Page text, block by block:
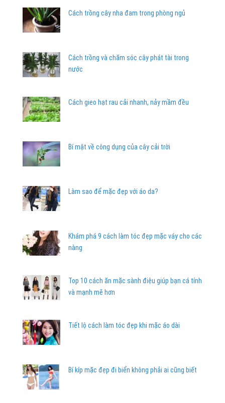
Cách trồng cây nha đam trong phòng ngủ
Cách trồng và chăm sóc cây phát tài trong
nước
Cách gieo hạt rau cải nhanh, nảy mầm đều
Bí mật về công dụng của cây cải trời
Làm sao để mặc đẹp với áo da?
Khám phá 9 cách làm tóc đẹp mặc váy cho các
nàng
Top 10 cách ăn mặc sành điệu giúp bạn cá tính
và mạnh mẽ hơn
Tiết lộ cách làm tóc đẹp khi mặc áo dài
Bí kíp mặc đẹp đi biển không phải ai cũng biết